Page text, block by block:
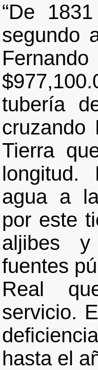
“De
segundo
tubería
cruzando
Tierra
longitud.
agua a
por este
aljibes
fuentes
Real
servicio.
hasta el